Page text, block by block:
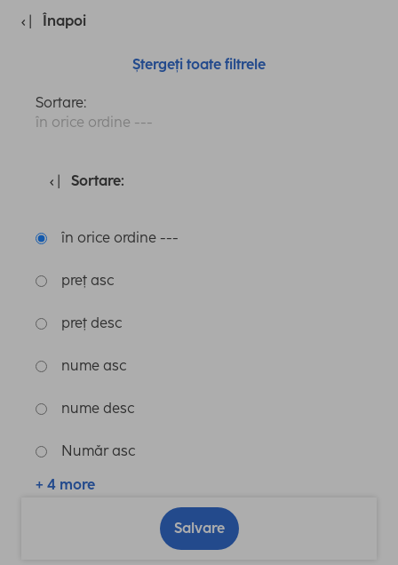
Înapoi
Ștergeți toate filtrele
Sortare:
în orice ordine ---
Sortare:
în orice ordine ---
preț asc
preț desc
nume asc
nume desc
Număr asc
+ 4 more
Salvare